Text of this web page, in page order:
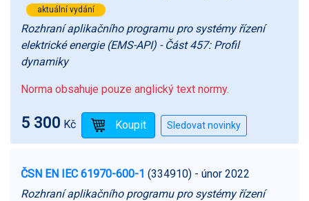
aktuální vydání
Rozhraní aplikačního programu pro systémy řízení
elektrické energie (EMS-API) - Část 457: Profil
dynamiky
Norma obsahuje pouze anglický text normy.
5 300 Kč
ČSN EN IEC 61970-600-1 (334910) - únor 2022
Rozhraní aplikačního programu pro systémy řízení